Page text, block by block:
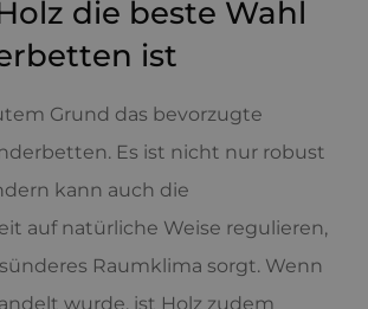
die beste Wahl
ist
Grund das bevorzugte
Es ist nicht nur robust
kann auch die
auf natürliche Weise regulieren,
Raumklima sorgt. Wenn
wurde, ist Holz zudem